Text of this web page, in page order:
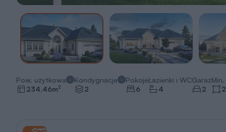
Pow. użytkowa
234,46m2
Kondygnacje
2
Pokoje
6
Łazienki i WC
4
Garaż
2
Min.